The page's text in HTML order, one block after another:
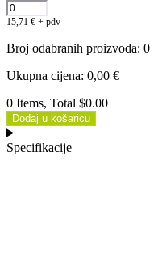
15,71 € + pdv
Broj odabranih proizvoda: 0
Ukupna cijena: 0,00 €
0 Items, Total $0.00
Dodaj u košaricu
Specifikacije